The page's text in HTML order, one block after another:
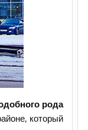
рода
который